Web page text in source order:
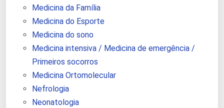
Medicina da Família
Medicina do Esporte
Medicina do sono
Medicina intensiva / Medicina de emergência /
Primeiros socorros
Medicina Ortomolecular
Nefrologia
Neonatologia